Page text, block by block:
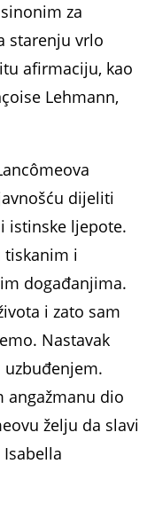
za
starenju vrlo
afirmaciju, kao
Lehmann,
dijeliti
istinske ljepote.
tiskanim i
događanjima.
i zato sam
Nastavak
angažmanu dio
želju da slavi